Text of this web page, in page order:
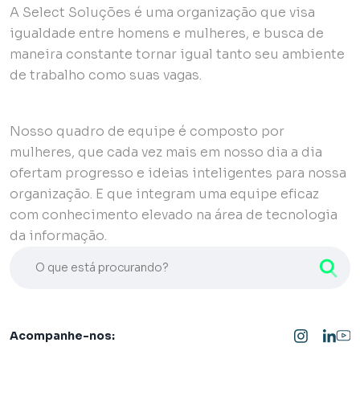
A Select Soluções é uma organização que visa
igualdade entre homens e mulheres, e busca de
maneira constante tornar igual tanto seu ambiente
de trabalho como suas vagas.
Nosso quadro de equipe é composto por
mulheres, que cada vez mais em nosso dia a dia
ofertam progresso e ideias inteligentes para nossa
organização. E que integram uma equipe eficaz
com conhecimento elevado na área de tecnologia
da informação.
Acompanhe-nos: